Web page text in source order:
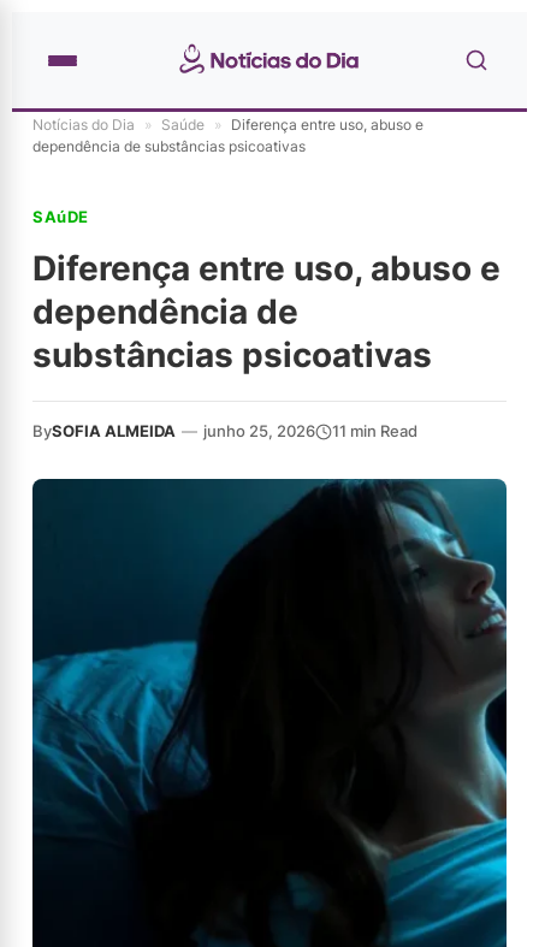
Notícias do Dia » Saúde » Diferença entre uso, abuso e
dependência de substâncias psicoativas
SAúDE
Diferença entre uso, abuso e
dependência de
substâncias psicoativas
BySOFIA ALMEIDA — junho 25, 2026 11 min Read